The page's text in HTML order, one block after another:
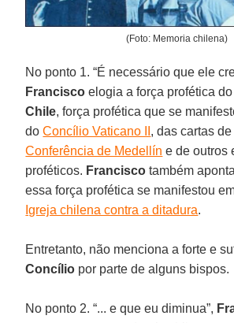
(Foto: Memoria chilena)
No ponto 1. “É necessário que ele
Francisco elogia a força profética
Chile, força profética que se
doConcílio Vaticano II , das cartas de
Conferência de Medellín e de outros
proféticos. Francisco também
essa força profética se manifestou
Igreja chilena contra a ditadura.
Entretanto, não menciona a forte e
Concílio por parte de alguns bispos.
No ponto 2. “... e que eu diminua”,